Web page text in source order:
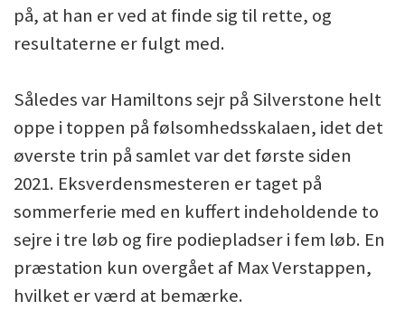
på, at han er ved at finde sig til rette, og
resultaterne er fulgt med.
Således var Hamiltons sejr på Silverstone helt
oppe i toppen på følsomhedsskalaen, idet det
øverste trin på samlet var det første siden
2021. Eksverdensmesteren er taget på
sommerferie med en kuffert indeholdende to
sejre i tre løb og fire podiepladser i fem løb. En
præstation kun overgået af Max Verstappen,
hvilket er værd at bemærke.